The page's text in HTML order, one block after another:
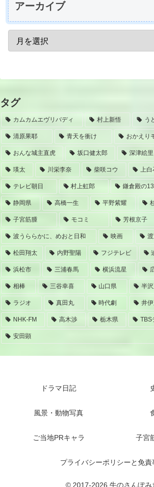
アーカイブ
タグ
カムカムエヴリバディ 村上新悟 う
清原果耶 青天を衝け おかえり
おんな城主直虎 坂口健太郎 深津絵里
瑛太 川栄李奈 柴咲コウ 上白
テレビ朝日 村上虹郎 鎌倉殿の
静岡県 高橋一生 平野紫耀
子宮筋腫 モコミ 芳根京子
波うららかに、めおと日和 映画
松田翔太 内野聖陽 フジテレビ
浜松市 三浦春馬 横浜流星
相棒 三谷幸喜 山口県 半
ラジオ 真田丸 時代劇 井
NHK-FM 高木渉 栃木県 TBS
安田顕
ドラマ日記
風景・動物写真
ご当地PRキャラ 子宮
プライバシーポリシーと免責
© 2017-2026 牛のさんぽみ